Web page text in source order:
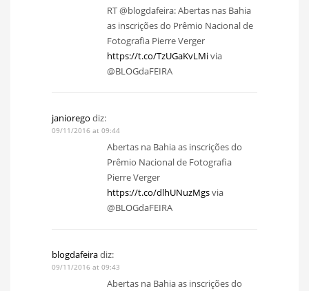
RT @blogdafeira: Abertas nas Bahia
as inscrições do Prêmio Nacional de
Fotografia Pierre Verger
https://t.co/TzUGaKvLMivia
@BLOGdaFEIRA
janiorego diz:
09/11/2016 at 09:44
Abertas na Bahia as inscrições do
Prêmio Nacional de Fotografia
Pierre Verger
https://t.co/dlhUNuzMgsvia
@BLOGdaFEIRA
blogdafeiradiz:
09/11/2016 at 09:43
Abertas na Bahia as inscrições do